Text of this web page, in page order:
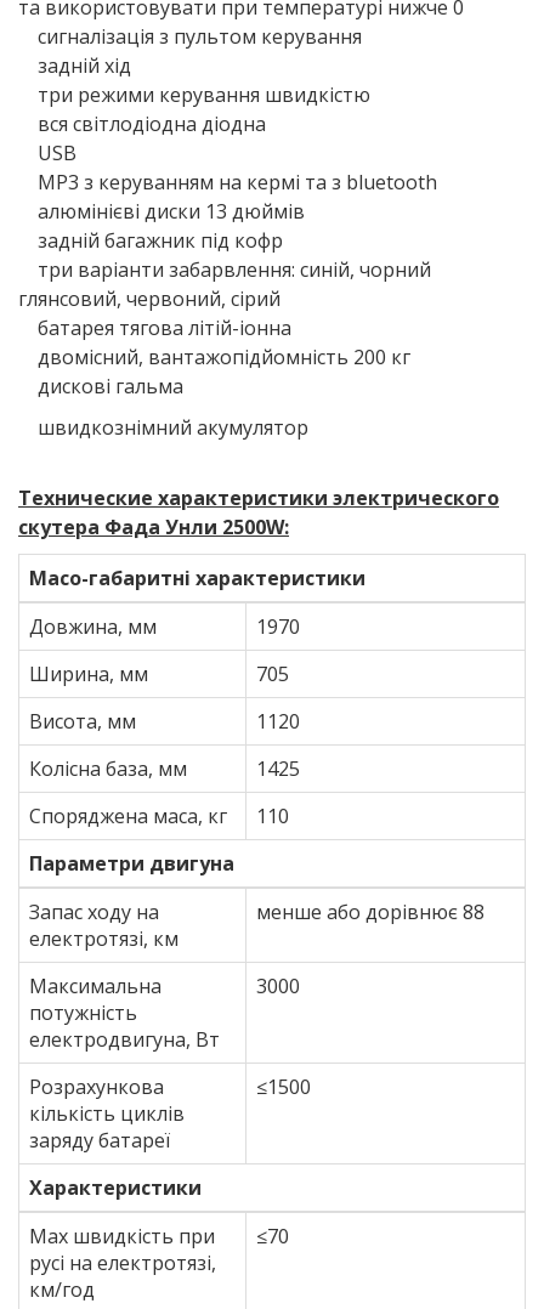
та використовувати при температурі нижче 0
сигналізація з пультом керування
задній хід
три режими керування швидкістю
вся світлодіодна діодна
USB
МР3 з керуванням на кермі та з bluetooth
алюмінієві диски 13 дюймів
задній багажник під кофр
три варіанти забарвлення: синій, чорний
глянсовий, червоний, сірий
батарея тягова літій-іонна
двомісний, вантажопідйомність 200 кг
дискові гальма
швидкознімний акумулятор
Технические характеристики электрического
скутера Фада Унли 2500W:
Масо-габаритні характеристики
Довжина, мм
1970
Ширина, мм
705
Висота, мм
1120
Колісна база, мм
1425
Споряджена маса, кг
110
Параметри двигуна
Запас ходу на
електротязі, км
менше або дорівнює 88
Максимальна
потужність
електродвигуна, Вт
3000
Розрахункова
кількість циклів
заряду батареї
≤1500
Характеристики
Max швидкість при
русі на електротязі,
км/год
≤70